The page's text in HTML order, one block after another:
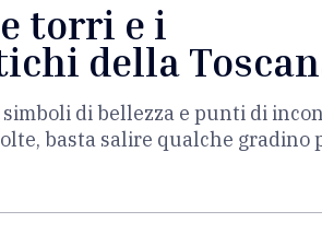
torri e i
della
di bellezza e punti di
basta salire qualche gradino